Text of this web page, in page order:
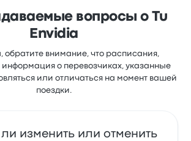
вопросы о Tu
Envidia
обратите внимание, что расписания,
о перевозчиках, указанные
или отличаться на момент вашей
поездки.
изменить или отменить